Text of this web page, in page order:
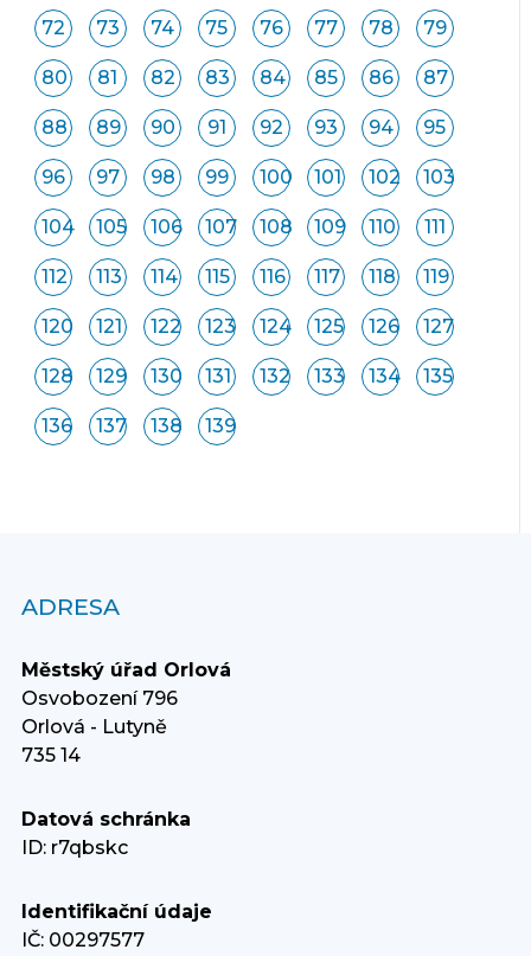
72 73 74 75 76 77 78 79
80 81 82 83 84 85 86 87
88 89 90 91 92 93 94 95
96 97 98 99 100 101 102 103
104 105 106 107 108 109 110 111
112 113 114 115 116 117 118 119
120 121 122 123 124 125 126 127
128 129 130 131 132 133 134 135
136 137 138 139
ADRESA
Městský úřad Orlová
Osvobození 796
Orlová - Lutyně
735 14
Datová schránka
ID: r7qbskc
Identifikační údaje
IČ: 00297577